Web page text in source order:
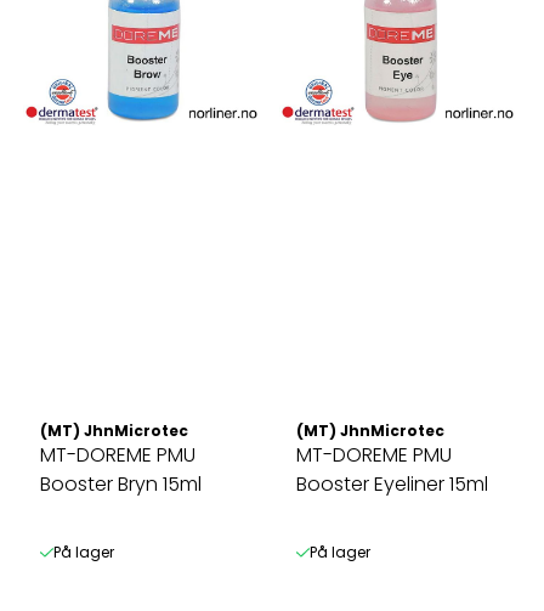
(MT) JhnMicrotec
MT-DOREME PMU
Booster Bryn 15ml
På lager
(MT) JhnMicrotec
MT-DOREME PMU
Booster Eyeliner 15ml
På lager